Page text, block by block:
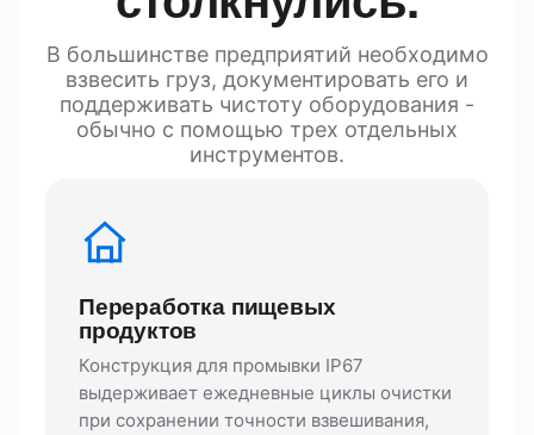
В большинстве предприятий необходимо
взвесить груз, документировать его и
поддерживать чистоту оборудования -
обычно с помощью трех отдельных
инструментов.
Переработка пищевых
продуктов
Конструкция для промывки IP67
выдерживает ежедневные циклы очистки
при сохранении точности взвешивания,